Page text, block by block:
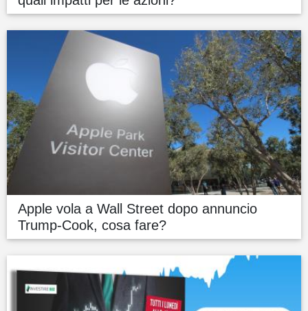
Apple vola a Wall Street dopo annuncio
Trump-Cook, cosa fare?